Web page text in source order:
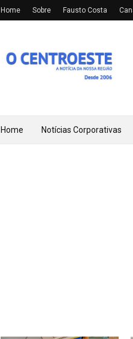
Home Sobre Fausto Costa
Home Notícias Corporativas